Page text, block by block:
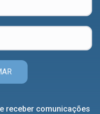
receber comunicações